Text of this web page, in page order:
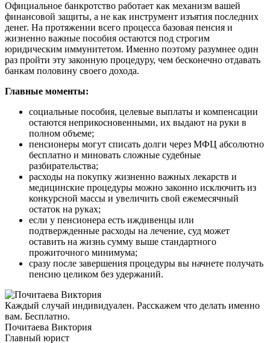
Официальное банкротство работает как механизм вашей
финансовой защиты, а не как инструмент изъятия последних
денег. На протяжении всего процесса базовая пенсия и
жизненно важные пособия остаются под строгим
юридическим иммунитетом. Именно поэтому разумнее один
раз пройти эту законную процедуру, чем бесконечно отдавать
банкам половину своего дохода.
Главные моменты:
социальные пособия, целевые выплаты и компенсации
остаются неприкосновенными, их выдают на руки в
полном объеме;
пенсионеры могут списать долги через МФЦ абсолютно
бесплатно и миновать сложные судебные
разбирательства;
расходы на покупку жизненно важных лекарств и
медицинские процедуры можно законно исключить из
конкурсной массы и увеличить свой ежемесячный
остаток на руках;
если у пенсионера есть иждивенцы или
подтвержденные расходы на лечение, суд может
оставить на жизнь сумму выше стандартного
прожиточного минимума;
сразу после завершения процедуры вы начнете получать
пенсию целиком без удержаний.
Каждый случай индивидуален. Расскажем что делать именно
вам. Бесплатно.
Почитаева Виктория
Главный юрист